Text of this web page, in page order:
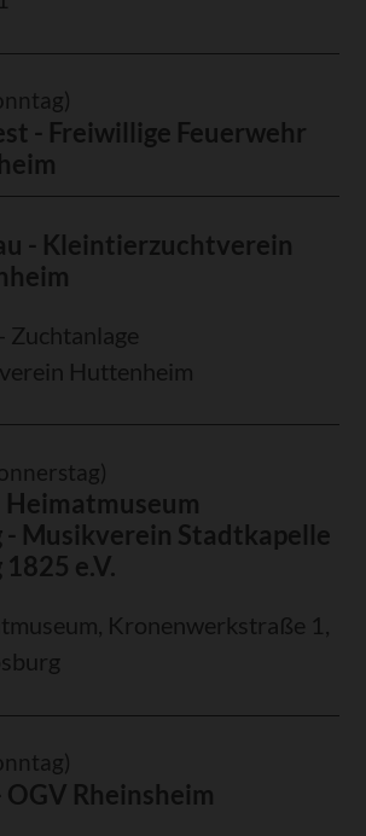
- Freiwillige Feuerwehr
- Kleintierzuchtverein
Huttenheim
Heimatmuseum
- Musikverein Stadtkapelle
e.V.
Kronenwerkstraße 1,
Rheinsheim